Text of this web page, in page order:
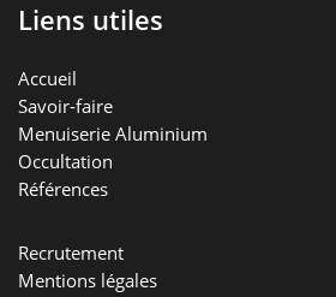
Liens utiles
Accueil
Savoir-faire
Menuiserie Aluminium
Occultation
Références
Recrutement
Mentions légales